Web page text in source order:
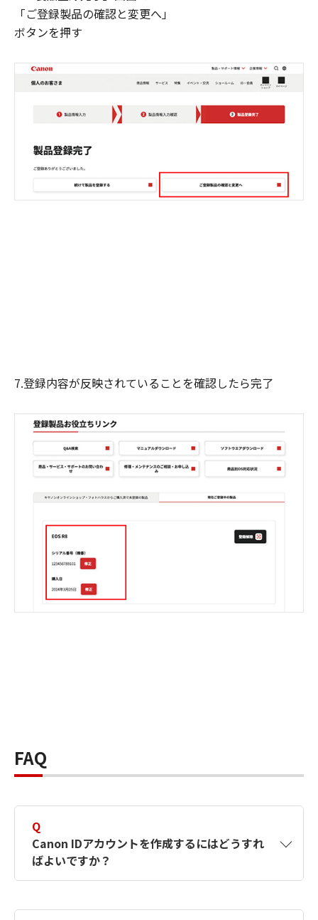
「ご登録製品の確認と変更へ」
ボタンを押す
7.登録内容が反映されていることを確認したら完了
FAQ
Q
Canon IDアカウントを作成するにはどうすれ
ばよいですか？